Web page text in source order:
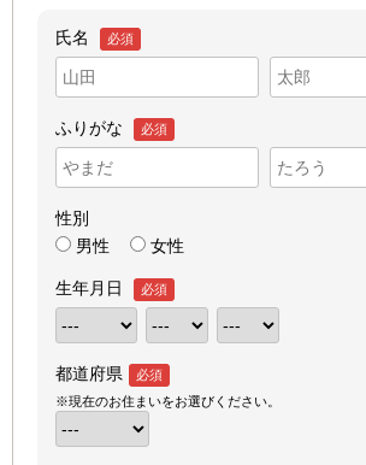
氏名 必須
ふりがな 必須
性別
男性
女性
生年月日 必須
都道府県
必須
※現在のお住まいをお選びください。